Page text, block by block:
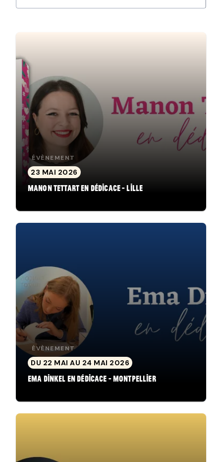
ÉVÈNEMENT
23 MAI 2026
Manon Tettart en dédicace - Lille
ÉVÈNEMENT
DU 22 MAI AU 24 MAI 2026
Ema Dinkel en dédicace - Montpellier